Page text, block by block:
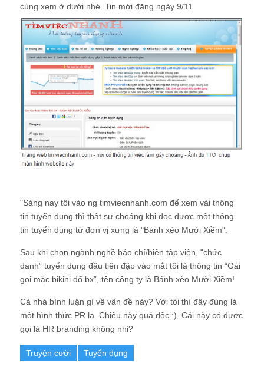
cùng xem ở dưới nhé. Tin mới đăng ngày 9/11
"Sáng nay tôi vào ng timviecnhanh.com để xem vài thông
tin tuyển dụng thì thật sự choáng khi đọc được một thông
tin tuyển dụng từ đơn vị xưng là "Bánh xèo Mười Xiềm".
Sau khi chọn ngành nghề báo chí/biên tập viên, “chức
danh” tuyển dụng đầu tiên đập vào mắt tôi là thông tin “Gái
gọi mặc bikini đổ bx”, tên công ty là Bánh xèo Mười Xiềm!
Cả nhà bình luận gì về vấn đề này? Với tôi thì đây đúng là
một hình thức PR lạ. Chiêu này quá độc :). Cái này có được
gọi là HR branding không nhỉ?
Truyện cười Tuyển dụng